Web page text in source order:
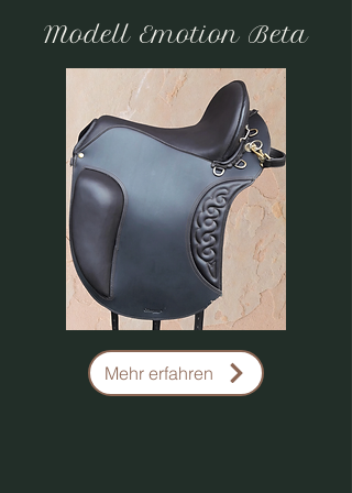
Modell Emotion Beta
Mehr erfahren